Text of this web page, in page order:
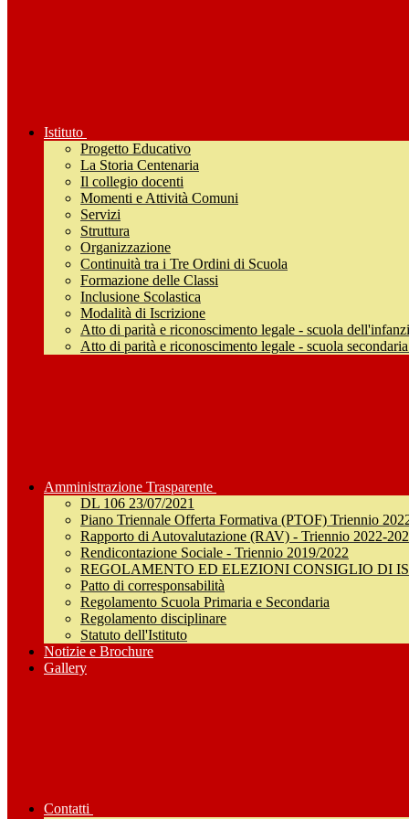
Istituto
Progetto Educativo
La Storia Centenaria
Il collegio docenti
Momenti e Attività Comuni
Servizi
Struttura
Organizzazione
Continuità tra i Tre Ordini di Scuola
Formazione delle Classi
Inclusione Scolastica
Modalità di Iscrizione
Atto di parità e riconoscimento legale - scuola
Atto di parità e riconoscimento legale - scuola
Amministrazione Trasparente
DL 106 23/07/2021
Piano Triennale Offerta Formativa (PTOF) Triennio
Rapporto di Autovalutazione (RAV) - Triennio 2022-
Rendicontazione Sociale - Triennio 2019/2022
REGOLAMENTO ED ELEZIONI CONSIGLIO DI
Patto di corresponsabilità
Regolamento Scuola Primaria e Secondaria
Regolamento disciplinare
Statuto dell'Istituto
Notizie e Brochure
Gallery
Contatti